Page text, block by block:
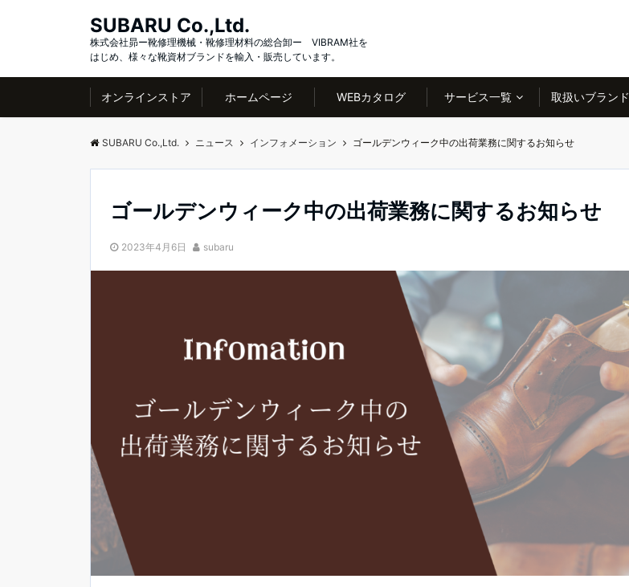
SUBARU Co.,Ltd.
株式会社昴ー靴修理機械・靴修理材料の総合卸ー VIBRAM社を
はじめ、様々な靴資材ブランドを輸入・販売しています。
オンラインストア ホームページ WEBカタログ サービス一覧 取扱いブランド
SUBARU Co.,Ltd. ニュース インフォメーション ゴールデンウィーク中の出荷業務に関するお知らせ
ゴールデンウィーク中の出荷業務に関するお知らせ
2023年4月6日 subaru